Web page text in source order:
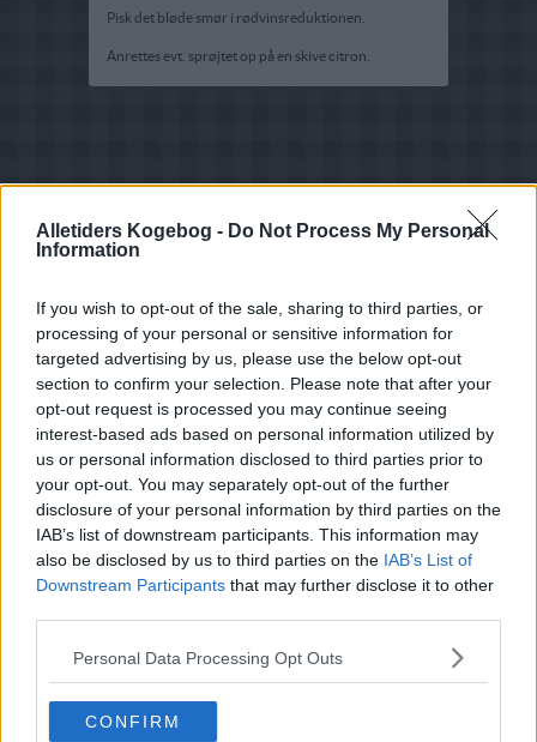
Alletiders Kogebog - Do Not Process My Personal
Information
If you wish to opt-out of the sale, sharing to third parties, or
processing of your personal or sensitive information for
targeted advertising by us, please use the below opt-out
section to confirm your selection. Please note that after your
opt-out request is processed you may continue seeing
interest-based ads based on personal information utilized by
us or personal information disclosed to third parties prior to
your opt-out. You may separately opt-out of the further
disclosure of your personal information by third parties on the
IAB’s list of downstream participants. This information may
also be disclosed by us to third parties on the IAB’s List of
Downstream Participants that may further disclose it to other
Personal Data Processing Opt Outs
CONFIRM
Pisk det bløde smør i rødvinsreduktionen.
Anrettes evt. sprøjtet op på en skive citron.
Opskriftsinfo
Saucer - Vinsaucer
Hovedingrediens :Øl / Vin og Spiritus-Rødvin
Kilde : Bjørn Kok
Redigeret:2026-07-06